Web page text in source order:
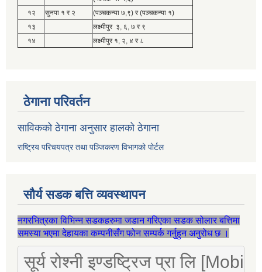
१२
सुनपा १ र २
(पञ्चकन्या ७,९) र (पञ्चकन्या १)
१३
लक्ष्मीपुर ३, ६, ७ र ९
१४
लक्ष्मीपुर १, २, ४ र ८
ठेगाना परिवर्तन
साविकको ठेगाना अनुसार हालको ठेगाना
राष्ट्रिय परिचयपत्र तथा पञ्जिकरण विभागको पोर्टल
सौर्य सडक बत्ति व्यवस्थापन
नगरभित्रका विभिन्न सडकहरुमा जडान गरिएका सडक सोलार बत्तिमा
समस्या भएमा देहायका कम्पनीसँग फोन सम्पर्क गर्नुहुन अनुरोध छ ।
सूर्य रोश्नी इण्डष्ट्रिज प्रा लि